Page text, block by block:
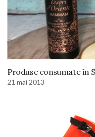
Produse consumate în
21 mai 2013